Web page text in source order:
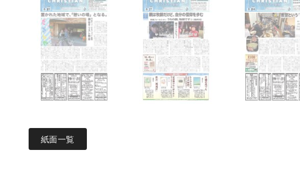
紙面一覧